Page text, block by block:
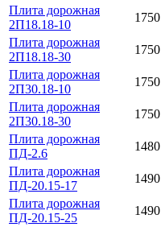
Плита дорожная
2П18.18-10
1750
Плита дорожная
2П18.18-30
1750
Плита дорожная
2П30.18-10
1750
Плита дорожная
2П30.18-30
1750
Плита дорожная
ПД-2.6
1480
Плита дорожная
ПД-20.15-17
1490
Плита дорожная
ПД-20.15-25
1490